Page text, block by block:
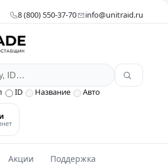
8 (800) 550-37-70 info@unitraid.ru
ID Название Авто
Акции Поддержка